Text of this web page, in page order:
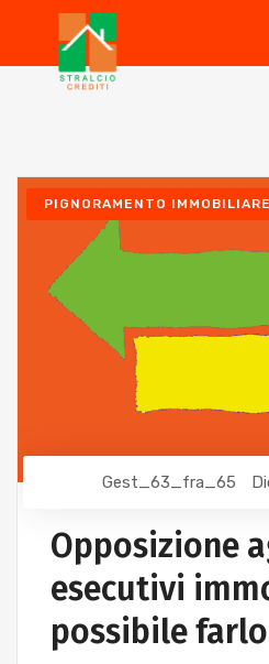
PIGNORAMENTO IMMOBILIARE
Gest_63_fra_65
Opposizione
esecutivi
possibile